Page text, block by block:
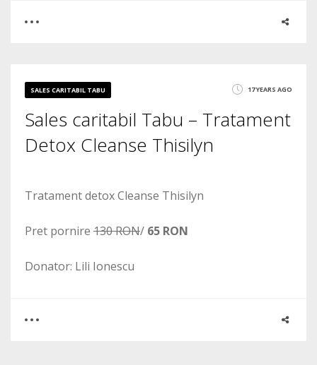
4830
SALES CARITABIL TABU 17 YEARS AGO
Sales caritabil Tabu – Tratament
Detox Cleanse Thisilyn
Tratament detox Cleanse Thisilyn
Pret pornire 130 RON/ 65 RON
Donator: Lili Ionescu